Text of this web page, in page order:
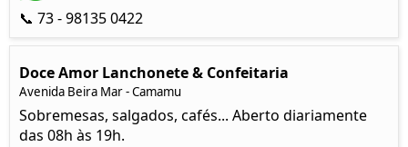
📞 73 - 98135 0422
Doce Amor Lanchonete & Confeitaria
Avenida Beira Mar - Camamu
Sobremesas, salgados, cafés... Aberto diariamente
das 08h às 19h.